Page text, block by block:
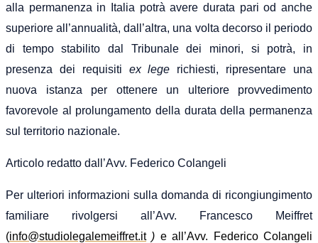
alla permanenza in Italia potrà avere durata pari od anche
superiore all’annualità, dall’altra, una volta decorso il periodo
di tempo stabilito dal Tribunale dei minori, si potrà, in
presenza dei requisiti ex lege richiesti, ripresentare una
nuova istanza per ottenere un ulteriore provvedimento
favorevole al prolungamento della durata della permanenza
sul territorio nazionale.
Articolo redatto dall’Avv. Federico Colangeli
Per ulteriori informazioni sulla domanda di ricongiungimento
familiare rivolgersi all’Avv. Francesco Meiffret
(info@studiolegalemeiffret.it) e all’Avv. Federico Colangeli